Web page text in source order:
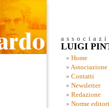
LUIGI
Home
Associazione
Contatti
Newsletter
Redazione
Norme